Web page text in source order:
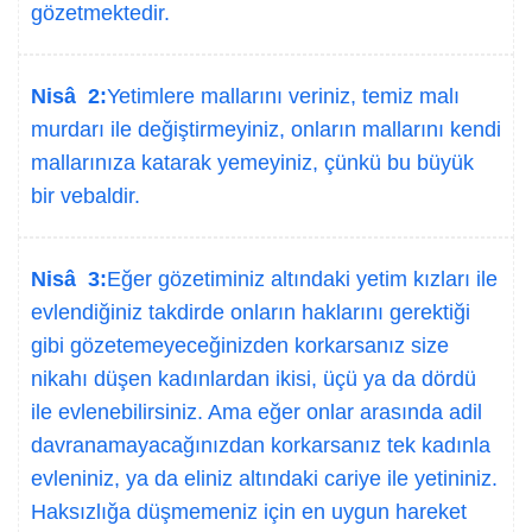
gözetmektedir.
Nisâ 2:Yetimlere mallarını veriniz, temiz malı
murdarı ile değiştirmeyiniz, onların mallarını kendi
mallarınıza katarak yemeyiniz, çünkü bu büyük
bir vebaldir.
Nisâ 3:Eğer gözetiminiz altındaki yetim kızları ile
evlendiğiniz takdirde onların haklarını gerektiği
gibi gözetemeyeceğinizden korkarsanız size
nikahı düşen kadınlardan ikisi, üçü ya da dördü
ile evlenebilirsiniz. Ama eğer onlar arasında adil
davranamayacağınızdan korkarsanız tek kadınla
evleniniz, ya da eliniz altındaki cariye ile yetininiz.
Haksızlığa düşmemeniz için en uygun hareket